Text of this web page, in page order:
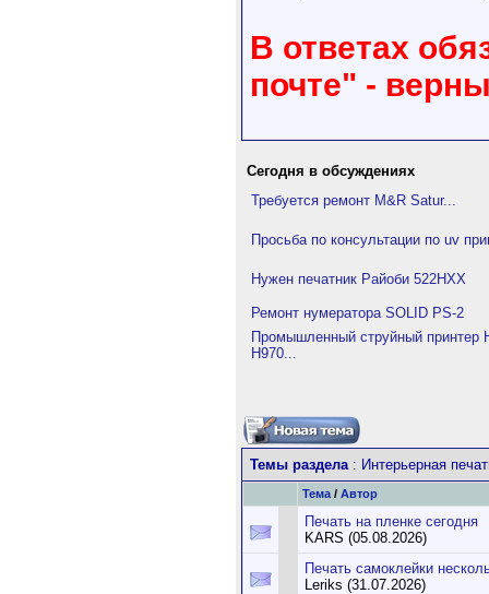
В ответах
почте" -
Сегодня в обсуждениях
Требуется ремонт M&R Satur...
Просьба по консультации по uv
Нужен печатник Райоби 522HXX
Ремонт нумератора SOLID PS-2
Промышленный струйный принтер
H970...
Темы раздела: Интерьерная
Тема / Автор
Печать на пленке сегодня
KARS (05.08.2026)
Печать самоклейки
Leriks (31.07.2026)